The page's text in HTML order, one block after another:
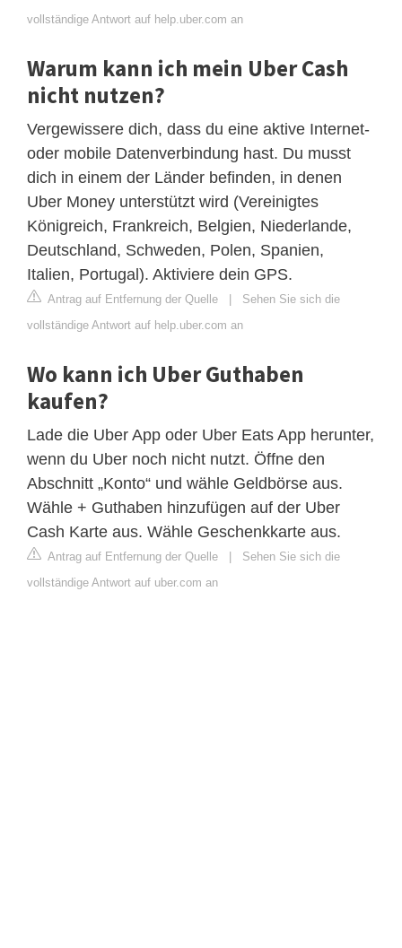
vollständige Antwort auf help.uber.com an
Warum kann ich mein Uber Cash
nicht nutzen?
Vergewissere dich, dass du eine aktive Internet-
oder mobile Datenverbindung hast. Du musst
dich in einem der Länder befinden, in denen
Uber Money unterstützt wird (Vereinigtes
Königreich, Frankreich, Belgien, Niederlande,
Deutschland, Schweden, Polen, Spanien,
Italien, Portugal). Aktiviere dein GPS.
Antrag auf Entfernung der Quelle | Sehen Sie sich die
vollständige Antwort auf help.uber.com an
Wo kann ich Uber Guthaben
kaufen?
Lade die Uber App oder Uber Eats App herunter,
wenn du Uber noch nicht nutzt. Öffne den
Abschnitt „Konto“ und wähle Geldbörse aus.
Wähle + Guthaben hinzufügen auf der Uber
Cash Karte aus. Wähle Geschenkkarte aus.
Antrag auf Entfernung der Quelle | Sehen Sie sich die
vollständige Antwort auf uber.com an